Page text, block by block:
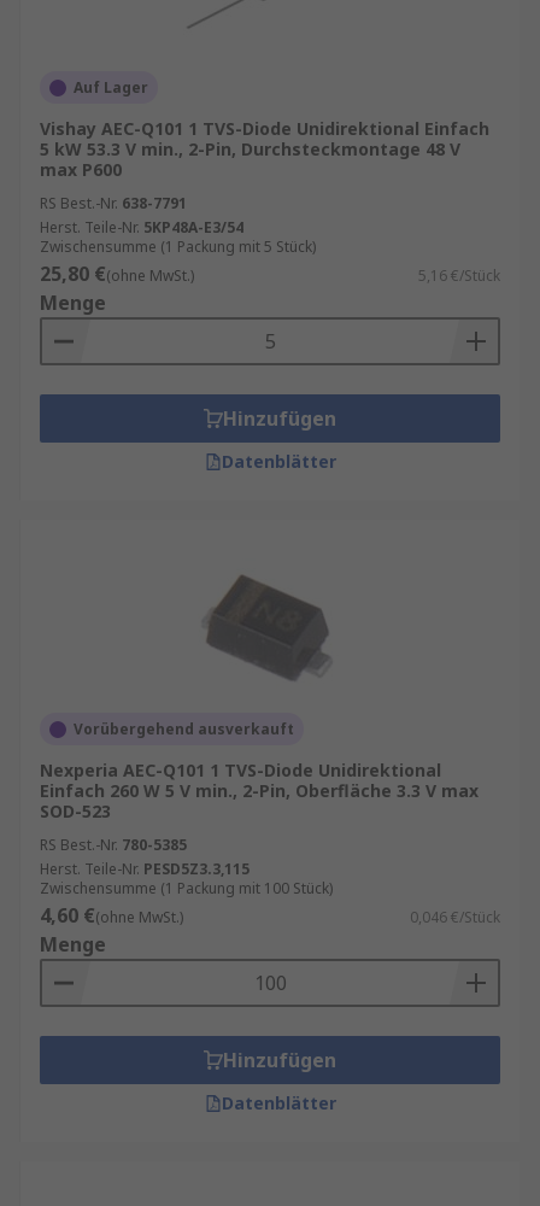
Auf Lager
Vishay AEC-Q101 1 TVS-Diode Unidirektional Einfach
5 kW 53.3 V min., 2-Pin, Durchsteckmontage 48 V
max P600
RS Best.-Nr. 638-7791
Herst. Teile-Nr. 5KP48A-E3/54
Zwischensumme (1 Packung mit 5 Stück)
25,80 €(ohne MwSt.) 5,16 €/Stück
Menge
Hinzufügen
Datenblätter
Vorübergehend ausverkauft
Nexperia AEC-Q101 1 TVS-Diode Unidirektional
Einfach 260 W 5 V min., 2-Pin, Oberfläche 3.3 V max
SOD-523
RS Best.-Nr. 780-5385
Herst. Teile-Nr. PESD5Z3.3,115
Zwischensumme (1 Packung mit 100 Stück)
4,60 €(ohne MwSt.) 0,046 €/Stück
Menge
Hinzufügen
Datenblätter